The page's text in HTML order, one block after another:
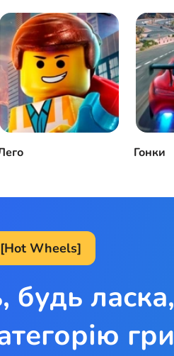
Гонки
[Hot Wheels]
будь ласка,
гри